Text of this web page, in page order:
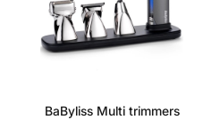
BaByliss Multi trimmers